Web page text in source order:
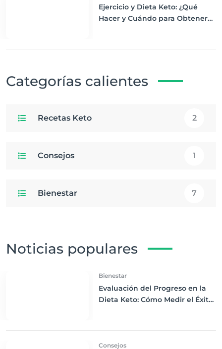
Ejercicio y Dieta Keto: ¿Qué
Hacer y Cuándo para Obtener
Categorías calientes
Recetas Keto 2
Consejos 1
Bienestar 7
Noticias populares
Bienestar
Evaluación del Progreso en la
Dieta Keto: Cómo Medir el Éxito
Consejos